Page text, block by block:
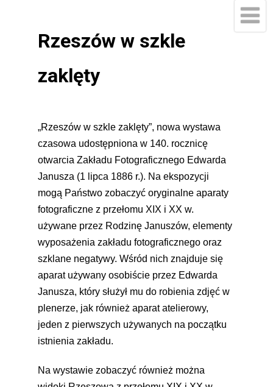
Rzeszów w szkle
zaklęty
„Rzeszów w szkle zaklęty”, nowa wystawa
czasowa udostępniona w 140. rocznicę
otwarcia Zakładu Fotograficznego Edwarda
Janusza (1 lipca 1886 r.). Na ekspozycji
mogą Państwo zobaczyć oryginalne aparaty
fotograficzne z przełomu XIX i XX w.
używane przez Rodzinę Januszów, elementy
wyposażenia zakładu fotograficznego oraz
szklane negatywy. Wśród nich znajduje się
aparat używany osobiście przez Edwarda
Janusza, który służył mu do robienia zdjęć w
plenerze, jak również aparat atelierowy,
jeden z pierwszych używanych na początku
istnienia zakładu.
Na wystawie zobaczyć również można